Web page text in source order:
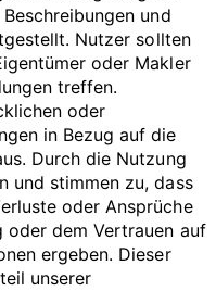
und
Nutzer sollten
oder Makler
treffen.
oder
in Bezug auf die
Durch die Nutzung
und stimmen zu, dass
oder Ansprüche
dem Vertrauen auf
ergeben. Dieser
unserer